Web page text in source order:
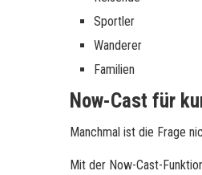
Sportler
Wanderer
Familien
Now-Cast für
Manchmal ist die Frage
Mit der Now-Cast-